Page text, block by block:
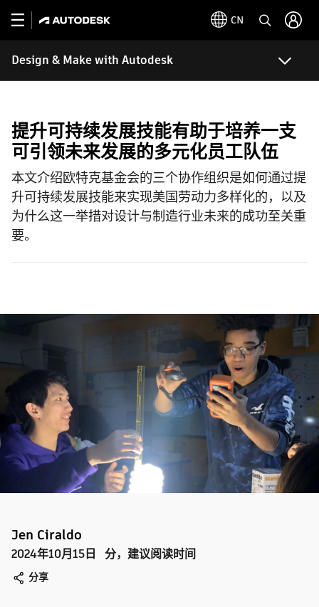
CN
Design & Make with Autodesk
提升可持续发展技能有助于培养一支
可引领未来发展的多元化员工队伍
本文介绍欧特克基金会的三个协作组织是如何通过提
升可持续发展技能来实现美国劳动力多样化的，以及
为什么这一举措对设计与制造行业未来的成功至关重
要。
Jen Ciraldo
2024年10月15日 分，建议阅读时间
分享